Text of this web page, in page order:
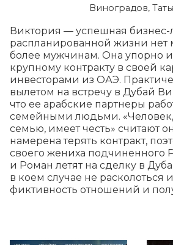
Виноградов,
Виктория — успешная бизнес-
распланированной жизни нет
более мужчинам. Она упорно
крупному контракту в своей
инвесторами из ОАЭ.
вылетом на встречу в Дубай
что ее арабские партнеры
семейными людьми.
семью, имеет честь» считают
намерена терять контракт,
своего жениха подчиненного
и Роман летят на сделку в
в коем случае не расколоться
фиктивность отношений и